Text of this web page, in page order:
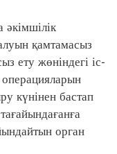
қамтамасыз
ету жөніндегі іс-
күнінен бастап
орган